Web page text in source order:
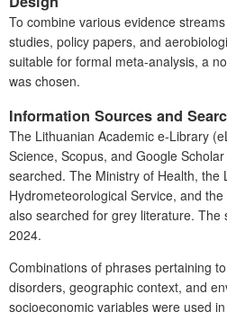
To combine various evidence
studies, policy papers, and
suitable for formal meta-analysis, a
was chosen.
Information Sources and
The Lithuanian Academic e-Library
Science, Scopus, and Google
searched. The Ministry of Health, the
Hydrometeorological Service, and
also searched for grey literature. The
2024.
Combinations of phrases pertaining
disorders, geographic context, and
socioeconomic variables were used